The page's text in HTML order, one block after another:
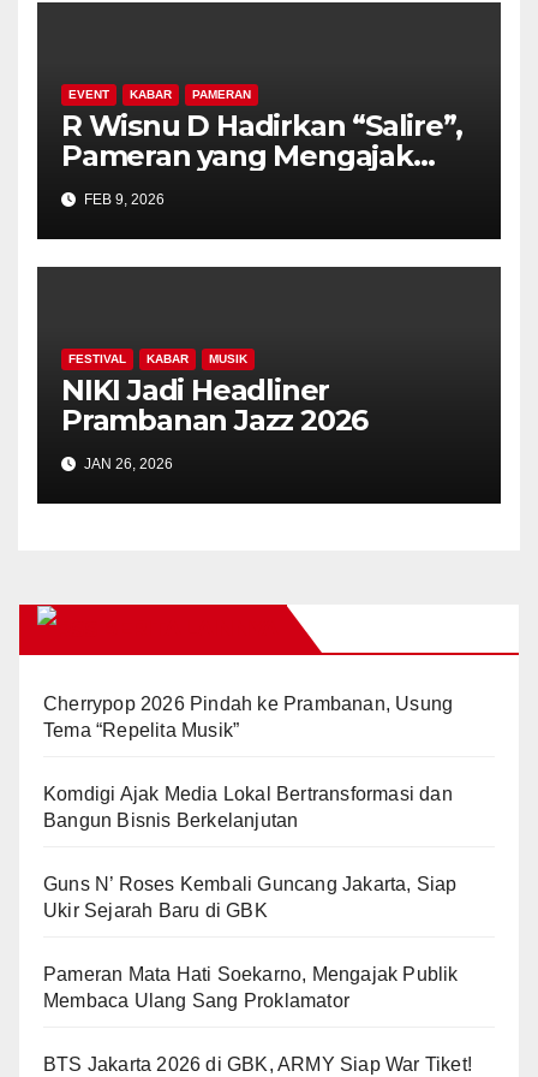
EVENT KABAR PAMERAN
R Wisnu D Hadirkan “Salire”,
Pameran yang Mengajak
Publik Berdamai dengan
Ingatan dan Luka Batin
FEB 9, 2026
FESTIVAL KABAR MUSIK
NIKI Jadi Headliner
Prambanan Jazz 2026
JAN 26, 2026
Cherrypop 2026 Pindah ke Prambanan, Usung
Tema “Repelita Musik”
Komdigi Ajak Media Lokal Bertransformasi dan
Bangun Bisnis Berkelanjutan
Guns N’ Roses Kembali Guncang Jakarta, Siap
Ukir Sejarah Baru di GBK
Pameran Mata Hati Soekarno, Mengajak Publik
Membaca Ulang Sang Proklamator
BTS Jakarta 2026 di GBK, ARMY Siap War Tiket!